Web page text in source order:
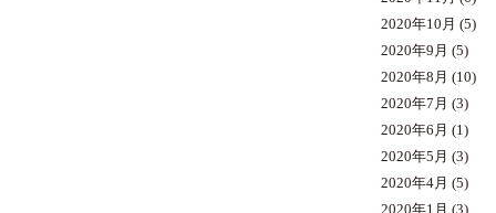
2020年10月 (5)
2020年9月 (5)
2020年8月 (10)
2020年7月 (3)
2020年6月 (1)
2020年5月 (3)
2020年4月 (5)
2020年1月 (3)